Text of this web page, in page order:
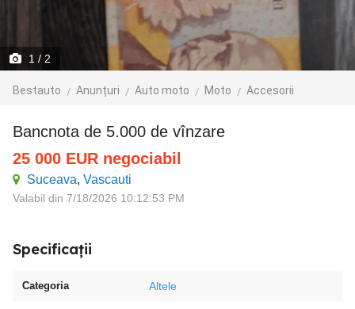
1 / 2
Bestauto Anunțuri Auto moto Moto Accesorii
Bancnota de 5.000 de vînzare
25 000 EUR negociabil
Suceava, Vascauti
Valabil din 7/18/2026 10:12:53 PM
Specificații
Categoria Altele